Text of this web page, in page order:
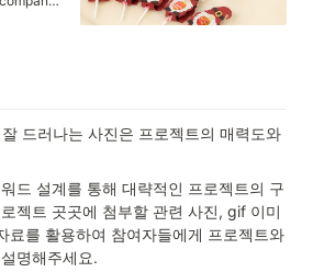
드러나는 사진은 프로젝트의 매력도와
드 설계를 통해 대략적인 프로젝트의 구
젝트 곳곳에 첨부할 관련 사진, gif 이미
료를 활용하여 참여자들에게 프로젝트와
명해주세요.